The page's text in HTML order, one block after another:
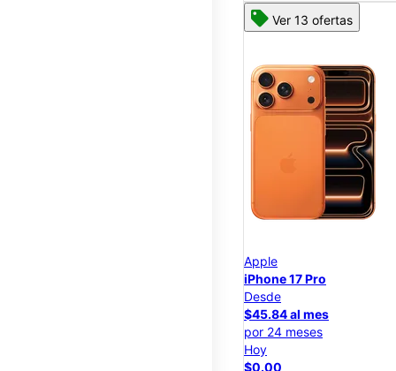
Ver 13 ofertas
Apple
iPhone 17 Pro
Desde
$45.84 al mes
por 24 meses
Hoy
$0.00